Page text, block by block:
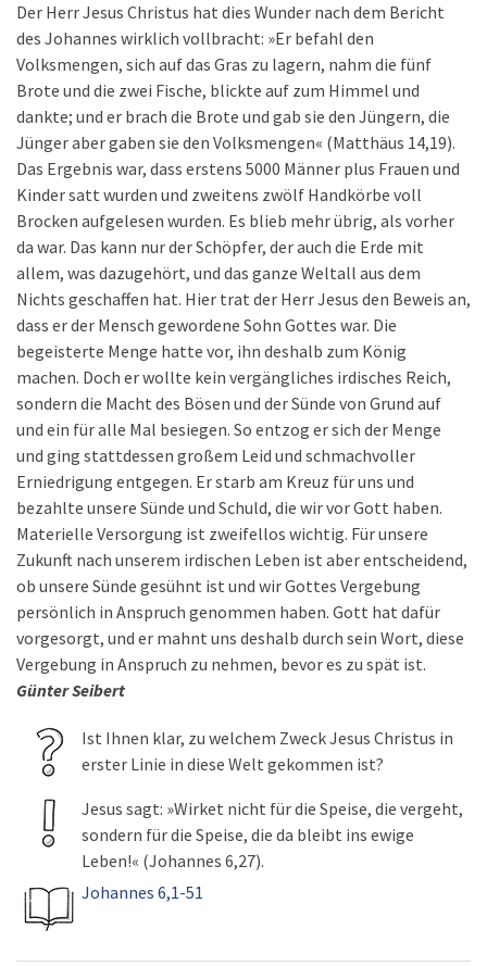
Der Herr Jesus Christus hat dies Wunder nach dem Bericht
des Johannes wirklich vollbracht: »Er befahl den
Volksmengen, sich auf das Gras zu lagern, nahm die fünf
Brote und die zwei Fische, blickte auf zum Himmel und
dankte; und er brach die Brote und gab sie den Jüngern, die
Jünger aber gaben sie den Volksmengen« (Matthäus 14,19).
Das Ergebnis war, dass erstens 5000 Männer plus Frauen und
Kinder satt wurden und zweitens zwölf Handkörbe voll
Brocken aufgelesen wurden. Es blieb mehr übrig, als vorher
da war. Das kann nur der Schöpfer, der auch die Erde mit
allem, was dazugehört, und das ganze Weltall aus dem
Nichts geschaffen hat. Hier trat der Herr Jesus den Beweis an,
dass er der Mensch gewordene Sohn Gottes war. Die
begeisterte Menge hatte vor, ihn deshalb zum König
machen. Doch er wollte kein vergängliches irdisches Reich,
sondern die Macht des Bösen und der Sünde von Grund auf
und ein für alle Mal besiegen. So entzog er sich der Menge
und ging stattdessen großem Leid und schmachvoller
Erniedrigung entgegen. Er starb am Kreuz für uns und
bezahlte unsere Sünde und Schuld, die wir vor Gott haben.
Materielle Versorgung ist zweifellos wichtig. Für unsere
Zukunft nach unserem irdischen Leben ist aber entscheidend,
ob unsere Sünde gesühnt ist und wir Gottes Vergebung
persönlich in Anspruch genommen haben. Gott hat dafür
vorgesorgt, und er mahnt uns deshalb durch sein Wort, diese
Vergebung in Anspruch zu nehmen, bevor es zu spät ist.
Günter Seibert
Ist Ihnen klar, zu welchem Zweck Jesus Christus in
erster Linie in diese Welt gekommen ist?
Jesus sagt: »Wirket nicht für die Speise, die vergeht,
sondern für die Speise, die da bleibt ins ewige
Leben!« (Johannes 6,27).
Johannes 6,1-51